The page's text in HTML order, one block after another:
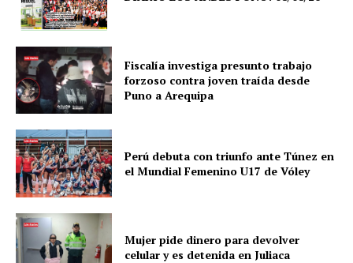
SUSCRIBETE
Fiscalía investiga presunto trabajo
forzoso contra joven traída desde
Puno a Arequipa
Perú debuta con triunfo ante Túnez en
el Mundial Femenino U17 de Vóley
Mujer pide dinero para devolver
celular y es detenida en Juliaca